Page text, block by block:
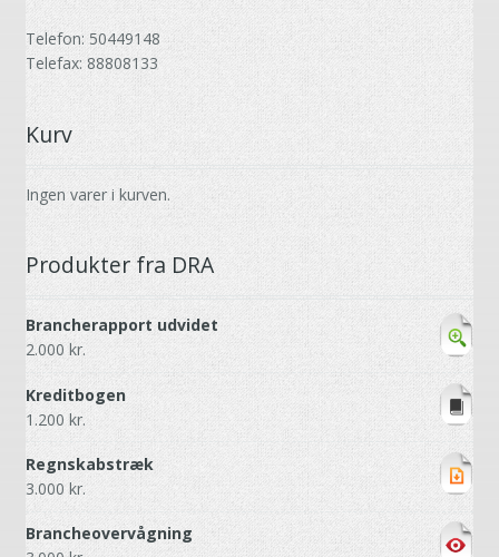
Telefon: 50449148
Telefax: 88808133
Kurv
Ingen varer i kurven.
Produkter fra DRA
Brancherapport udvidet
2.000 kr.
Kreditbogen
1.200 kr.
Regnskabstræk
3.000 kr.
Brancheovervågning